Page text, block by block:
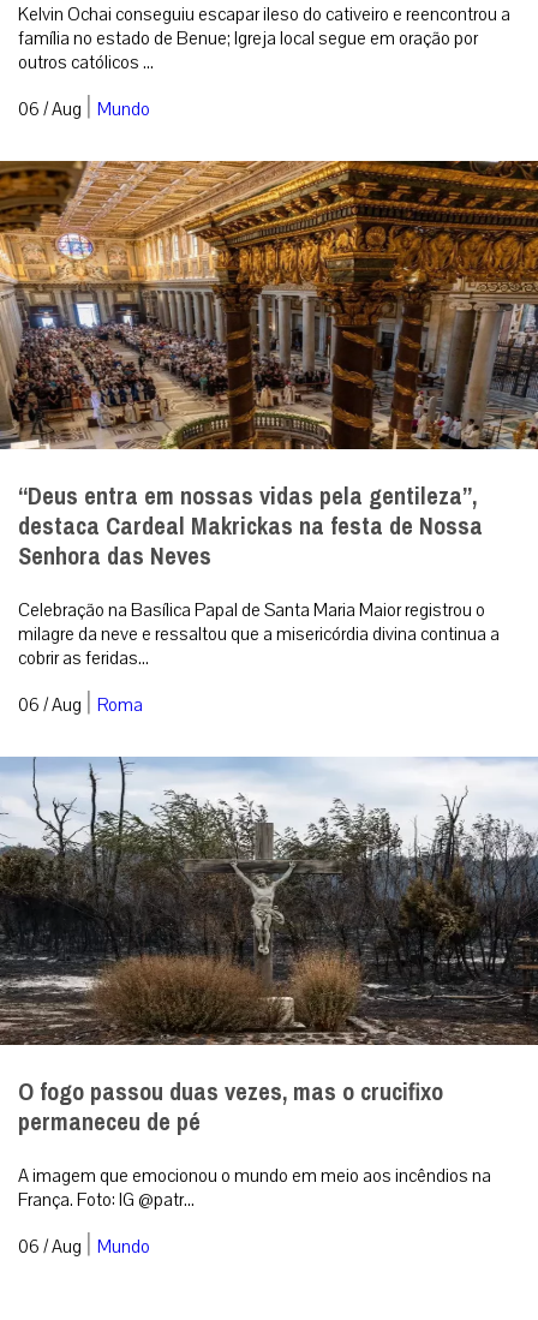
Kelvin Ochai conseguiu escapar ileso do cativeiro e reencontrou a
família no estado de Benue; Igreja local segue em oração por
outros católicos ...
06 / Aug | Mundo
“Deus entra em nossas vidas pela gentileza”,
destaca Cardeal Makrickas na festa de Nossa
Senhora das Neves
Celebração na Basílica Papal de Santa Maria Maior registrou o
milagre da neve e ressaltou que a misericórdia divina continua a
cobrir as feridas...
06 / Aug | Roma
O fogo passou duas vezes, mas o crucifixo
permaneceu de pé
A imagem que emocionou o mundo em meio aos incêndios na
França. Foto: IG @patr...
06 / Aug | Mundo